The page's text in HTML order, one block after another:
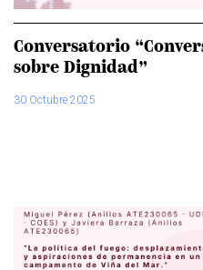
Conversatorio
sobre Dignidad”
30 Octubre 2025